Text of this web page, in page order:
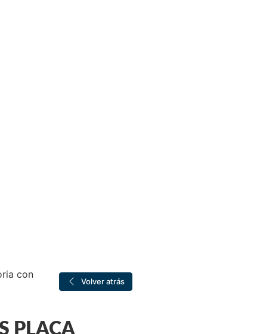
con
Volver atrás
PLACA